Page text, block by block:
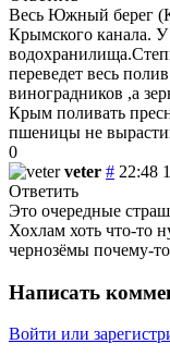
Весь Южный берег
Крымского канала.
переведет весь
виноградников ,а
Крым поливать
пшеницы не
0
veter # 22:48
Ответить
Это очередные
Хохлам хоть что-то
чернозёмы почему-
Написать
Войти или